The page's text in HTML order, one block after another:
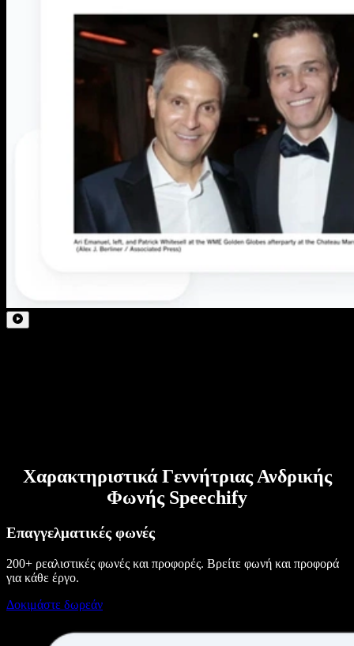
Χαρακτηριστικά Γεννήτριας Ανδρικής
Φωνής Speechify
Επαγγελματικές φωνές
200+ ρεαλιστικές φωνές και προφορές. Βρείτε φωνή και προφορά
για κάθε έργο.
Δοκιμάστε δωρεάν